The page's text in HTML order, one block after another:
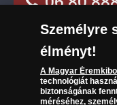
Társaságunkról
Az érmék és érmek
Gyakran ismételt
Adatkezelés
(díjmentesen
17.00 óra között,
között)
Személyre
élményt!
A Magyar
technológiát
biztonságának
méréséhez,